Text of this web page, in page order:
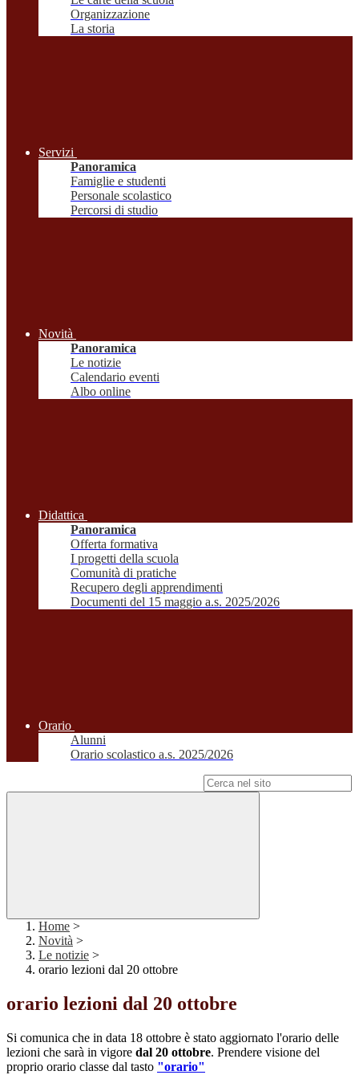
Organizzazione
La storia
Servizi
Panoramica
Famiglie e studenti
Personale scolastico
Percorsi di studio
Novità
Panoramica
Le notizie
Calendario eventi
Albo online
Didattica
Panoramica
Offerta formativa
I progetti della scuola
Comunità di pratiche
Recupero degli apprendimenti
Documenti del 15 maggio a.s. 2025/2026
Orario
Alunni
Orario scolastico a.s. 2025/2026
Home >
Novità >
Le notizie >
orario lezioni dal 20 ottobre
orario lezioni dal 20 ottobre
Si comunica che in data 18 ottobre è stato aggiornato l'orario delle
lezioni che sarà in vigore dal 20 ottobre. Prendere visione del
proprio orario classe dal tasto "orario"